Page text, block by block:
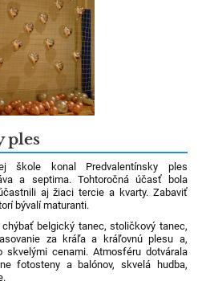
ples
škole konal Predvalentínsky ples
a septima. Tohtoročná účasť bola
aj žiaci tercie a kvarty. Zabaviť
bývalí maturanti.
belgický tanec, stoličkový tanec,
za kráľa a kráľovnú plesu a,
skvelými cenami. Atmosféru dotvárala
fotosteny a balónov, skvelá hudba,